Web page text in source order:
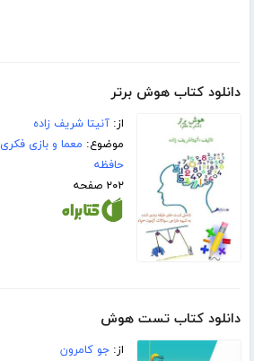
دانلود کتاب هوش برتر
از:آنیتا شریف زاده
موضوع: معما و بازی فکری
حافظه
۲۰۲ صفحه
دانلود کتاب تست هوش
از:جو کامرون